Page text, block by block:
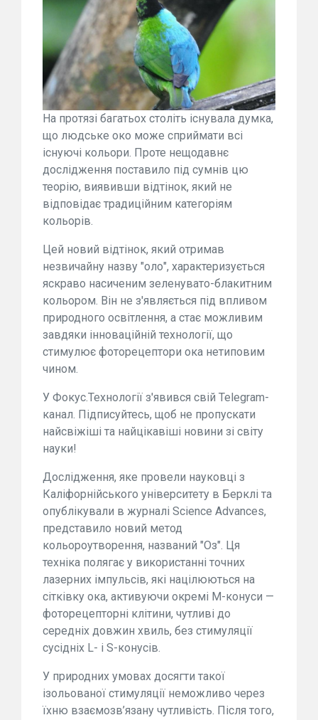
На протязі багатьох століть існувала думка,
що людське око може сприймати всі
існуючі кольори. Проте нещодавнє
дослідження поставило під сумнів цю
теорію, виявивши відтінок, який не
відповідає традиційним категоріям
кольорів.
Цей новий відтінок, який отримав
незвичайну назву "оло", характеризується
яскраво насиченим зеленувато-блакитним
кольором. Він не з'являється під впливом
природного освітлення, а стає можливим
завдяки інноваційній технології, що
стимулює фоторецептори ока нетиповим
чином.
У Фокус.Технології з'явився свій Telegram-
канал. Підписуйтесь, щоб не пропускати
найсвіжіші та найцікавіші новини зі світу
науки!
Дослідження, яке провели науковці з
Каліфорнійського університету в Берклі та
опублікували в журналі Science Advances,
представило новий метод
кольороутворення, названий "Оз". Ця
техніка полягає у використанні точних
лазерних імпульсів, які націлюються на
сітківку ока, активуючи окремі М-конуси —
фоторецепторні клітини, чутливі до
середніх довжин хвиль, без стимуляції
сусідніх L- і S-конусів.
У природних умовах досягти такої
ізольованої стимуляції неможливо через
їхню взаємозв’язану чутливість. Після того,